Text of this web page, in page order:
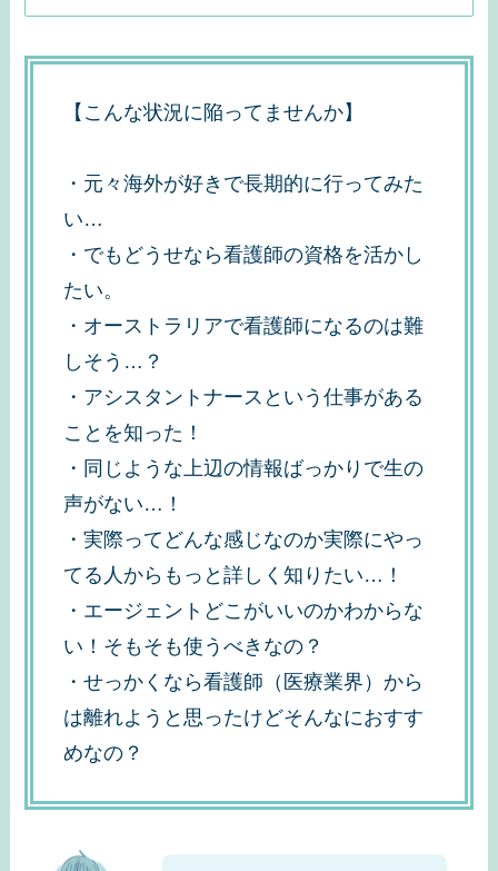
【こんな状況に陥ってませんか】
・元々海外が好きで長期的に行ってみた
い…
・でもどうせなら看護師の資格を活かし
たい。
・オーストラリアで看護師になるのは難
しそう…？
・アシスタントナースという仕事がある
ことを知った！
・同じような上辺の情報ばっかりで生の
声がない…！
・実際ってどんな感じなのか実際にやっ
てる人からもっと詳しく知りたい…！
・エージェントどこがいいのかわからな
い！そもそも使うべきなの？
・せっかくなら看護師（医療業界）から
は離れようと思ったけどそんなにおすす
めなの？